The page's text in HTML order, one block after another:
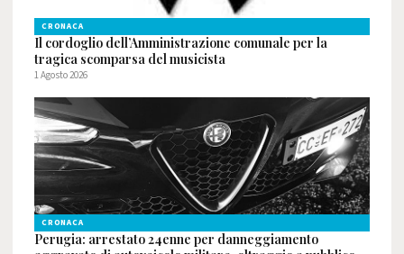
CRONACA
Il cordoglio dell’Amministrazione comunale per la
tragica scomparsa del musicista
1 Agosto 2026
CRONACA
Perugia: arrestato 24enne per danneggiamento